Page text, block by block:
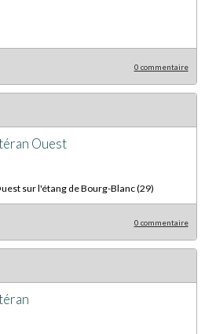
0 commentaire
Ouest
sur l'étang de Bourg-Blanc (29)
0 commentaire